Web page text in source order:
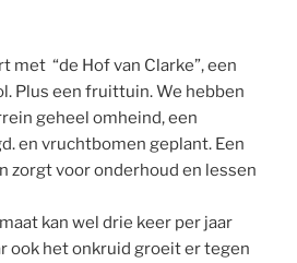
met “de Hof van Clarke”, een
Plus een fruittuin. We hebben
geheel omheind, een
en vruchtbomen geplant. Een
zorgt voor onderhoud en lessen
kan wel drie keer per jaar
ook het onkruid groeit er tegen